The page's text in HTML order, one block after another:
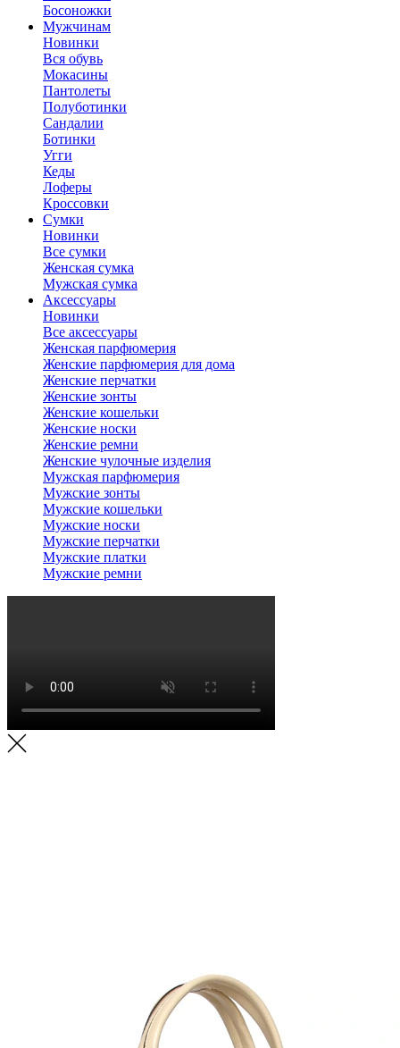
Босоножки
Мужчинам
Новинки
Вся обувь
Мокасины
Пантолеты
Полуботинки
Сандалии
Ботинки
Угги
Кеды
Лоферы
Кроссовки
Сумки
Новинки
Все сумки
Женская сумка
Мужская сумка
Аксессуары
Новинки
Все аксессуары
Женская парфюмерия
Женские парфюмерия для дома
Женские перчатки
Женские зонты
Женские кошельки
Женские носки
Женские ремни
Женские чулочные изделия
Мужская парфюмерия
Мужские зонты
Мужские кошельки
Мужские носки
Мужские перчатки
Мужские платки
Мужские ремни